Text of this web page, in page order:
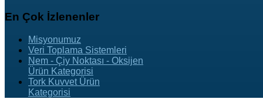
En Çok İzlenenler
Misyonumuz
Veri Toplama Sistemleri
Nem - Çiy Noktası - Oksijen
Ürün Kategorisi
Tork Kuvvet Ürün
Kategorisi